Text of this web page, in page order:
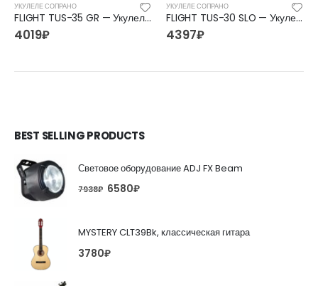
УКУЛЕЛЕ СОПРАНО
FLIGHT TUS-35 GR — Укулеле сопрано Флайт
4019₽
УКУЛЕЛЕ СОПРАНО
FLIGHT TUS-30 SLO — Укулеле сопрано Флайт
4397₽
BEST SELLING PRODUCTS
Световое оборудование ADJ FX Beam
7938₽ 6580₽
MYSTERY CLT39Bk, классическая гитара
3780₽